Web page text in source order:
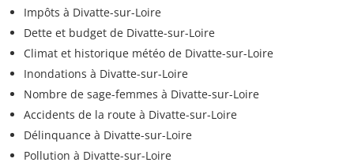
Impôts à Divatte-sur-Loire
Dette et budget de Divatte-sur-Loire
Climat et historique météo de Divatte-sur-Loire
Inondations à Divatte-sur-Loire
Nombre de sage-femmes à Divatte-sur-Loire
Accidents de la route à Divatte-sur-Loire
Délinquance à Divatte-sur-Loire
Pollution à Divatte-sur-Loire